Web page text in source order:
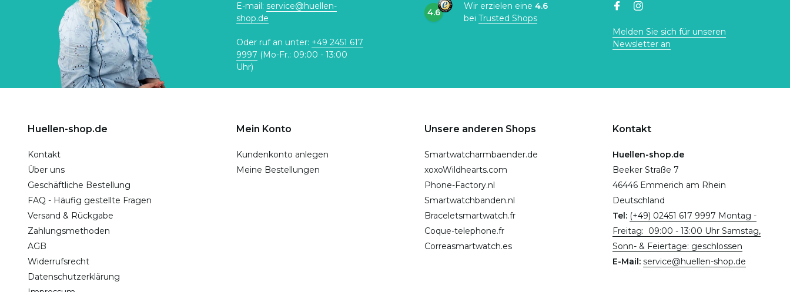
E-mail: service@huellen-
shop.de
Oder ruf an unter: +49 2451 617
9997 (Mo-Fr.: 09:00 - 13:00
Uhr)
4.6
Wir erzielen eine 4.6
bei Trusted Shops
Melden Sie sich für unseren
Newsletter an
Huellen-shop.de
Kontakt
Über uns
Geschäftliche Bestellung
FAQ - Häufig gestellte Fragen
Versand & Rückgabe
Zahlungsmethoden
AGB
Widerrufsrecht
Datenschutzerklärung
Mein Konto
Kundenkonto anlegen
Meine Bestellungen
Unsere anderen Shops
Smartwatcharmbaender.de
xoxoWildhearts.com
Phone-Factory.nl
Smartwatchbanden.nl
Braceletsmartwatch.fr
Coque-telephone.fr
Correasmartwatch.es
Kontakt
Huellen-shop.de
Beeker Straße 7
46446 Emmerich am Rhein
Deutschland
Tel: (+49) 02451 617 9997 Montag -
Freitag: 09:00 - 13:00 Uhr Samstag,
Sonn- & Feiertage: geschlossen
E-Mail: service@huellen-shop.de